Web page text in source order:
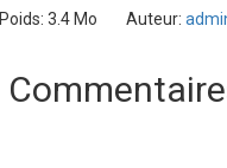
Poids: 3.4 Mo Auteur: